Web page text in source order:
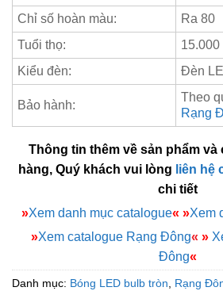
Chỉ số hoàn màu:
Ra 80
Tuổi thọ:
Kiểu đèn:
Đèn
Bảo hành:
Theo
Rạng
Thông tin thêm về sản phẩm
hàng, Quý khách vui lòng liên hệ
chi tiết
»Xem danh mục catalogue« »Xem
»Xem catalogue Rạng Đông« »
Đông«
Danh mục: Bóng LED bulb tròn, Rạng